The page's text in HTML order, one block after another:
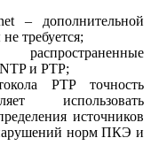
– дополнительной
требуется;
и PTP;
PTP точность
использовать
источников
норм ПКЭ и